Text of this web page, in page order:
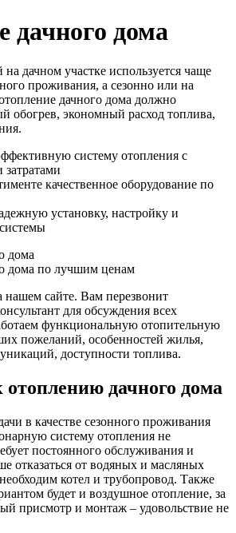
дачного дома
дачном участке используется чаще
проживания, а сезонно или на
дачного дома должно
обогрев, экономный расход топлива,
систему отопления с
качественное оборудование по
установку, настройку и
нашем сайте. Вам перезвонит
для обсуждения всех
функциональную отопительную
пожеланий, особенностей жилья,
доступности топлива.
отоплению дачного дома
в качестве сезонного проживания
систему отопления не
постоянного обслуживания и
отказаться от водяных и масляных
котел и трубопровод. Также
будет и воздушное отопление, за
присмотр и монтаж – удовольствие не